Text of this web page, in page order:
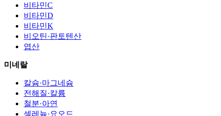
비타민C
비타민D
비타민K
비오틴·판토텐산
엽산
미네랄
칼슘·마그네슘
전해질·칼륨
철분·아연
셀레늄·요오드